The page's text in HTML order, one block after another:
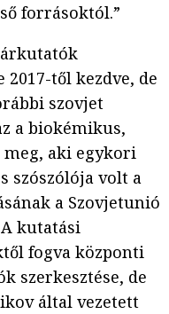
forrásoktól.”
től kezdve, de
szovjet
a biokémikus,
aki egykori
szószólója volt a
a Szovjetunió
kutatási
fogva központi
szerkesztése, de
által vezetett